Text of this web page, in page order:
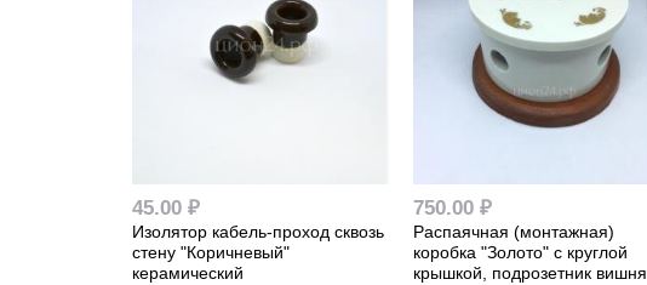
45.00 ₽
Изолятор кабель-проход сквозь
стену "Коричневый"
керамический
750.00 ₽
Распаячная (монтажная)
коробка "Золото" с круглой
крышкой, подрозетник вишня